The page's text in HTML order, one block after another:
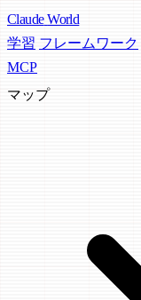
Claude World
学習 フレームワーク
MCP
マップ